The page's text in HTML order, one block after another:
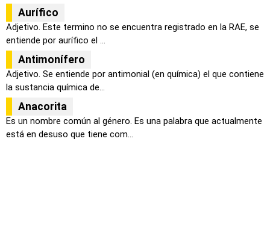
Aurífico
Adjetivo. Este termino no se encuentra registrado en la RAE, se
entiende por aurífico el ...
Antimonífero
Adjetivo. Se entiende por antimonial (en química) el que contiene
la sustancia química de...
Anacorita
Es un nombre común al género. Es una palabra que actualmente
está en desuso que tiene com...